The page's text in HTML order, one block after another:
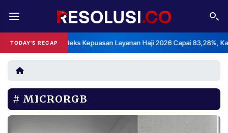
TODAY'S RECAP
BPS: Indeks Kepuasan Layanan Haji 2026 Capai 83,28%, Kategori
REDAKSI TENTANG
RESOLUSI IKLAN
RUBRIKASI
EDITORIAL AKSARA
MICRORGB